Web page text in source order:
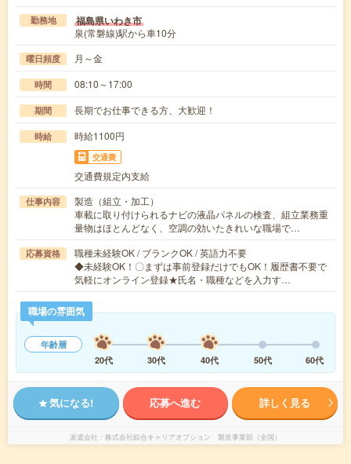
勤務地 福島県いわき市
泉(常磐線)駅から車10分
曜日頻度 月～金
時間 08:10～17:00
期間 長期でお仕事できる方、大歓迎！
時給 時給1100円
交通費
交通費規定内支給
仕事内容
製造（組立・加工）
車載に取り付けられるナビの液晶パネルの検査、組立業務重
量物はほとんどなく、空調の効いたきれいな職場で…
応募資格
職種未経験OK / ブランクOK / 英語力不要
◆未経験OK！〇まずは事前登録だけでもOK！履歴書不要で
気軽にオンライン登録★氏名・職種などを入力す…
職場の雰囲気
年齢層
20代
30代 40代 50代 60代
気になる! 応募へ進む 詳しく見る
派遣会社 株式会社綜合キャリアオプション 製造事業部（全国）